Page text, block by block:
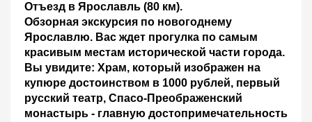
Отъезд в Ярославль (80 км).
Обзорная экскурсия по новогоднему
Ярославлю. Вас ждет прогулка по самым
красивым местам исторической части города.
Вы увидите: Храм, который изображен на
купюре достоинством в 1000 рублей, первый
русский театр, Спасо-Преображенский
монастырь - главную достопримечательность